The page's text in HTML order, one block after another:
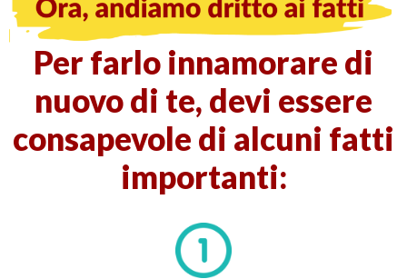
Per farlo innamorare di
nuovo di te, devi essere
consapevole di alcuni fatti
importanti: